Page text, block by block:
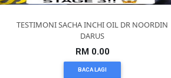
TESTIMONI SACHA INCHI OIL DR NOORDIN
DARUS
RM 0.00
BACA LAGI
MAKANAN(25)
PERNIAGAAN(41)